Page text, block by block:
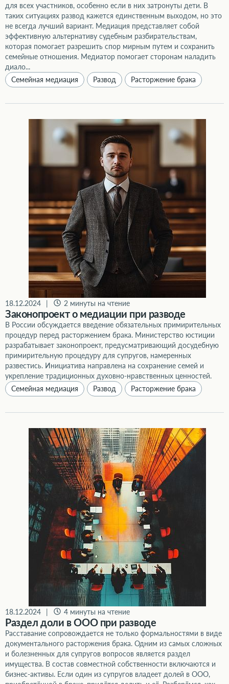
для всех участников, особенно если в них затронуты дети. В
таких ситуациях развод кажется единственным выходом, но это
не всегда лучший вариант. Медиация представляет собой
эффективную альтернативу судебным разбирательствам,
которая помогает разрешить спор мирным путем и сохранить
семейные отношения. Медиатор помогает сторонам наладить
диало...
Семейная медиация
Развод Расторжение брака
18.12.2024 | 2 минуты на чтение
Законопроект о медиации при разводе
В России обсуждается введение обязательных примирительных
процедур перед расторжением брака. Министерство юстиции
разрабатывает законопроект, предусматривающий досудебную
примирительную процедуру для супругов, намеренных
развестись. Инициатива направлена на сохранение семей и
укрепление традиционных духовно-нравственных ценностей.
Семейная медиация
Развод Расторжение брака
18.12.2024 | 4 минуты на чтение
Раздел доли в ООО при разводе
Расставание сопровождается не только формальностями в виде
документального расторжения брака. Одним из самых сложных
и болезненных для супругов вопросов является раздел
имущества. В состав совместной собственности включаются и
бизнес-активы. Если один из супругов владеет долей в ООО,